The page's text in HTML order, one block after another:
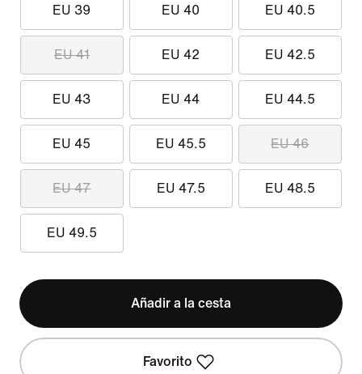
EU 39 EU 40 EU 40.5
EU 41 EU 42 EU 42.5
EU 43 EU 44 EU 44.5
EU 45 EU 45.5 EU 46
EU 47 EU 47.5 EU 48.5
EU 49.5
Añadir a la cesta
Favorito